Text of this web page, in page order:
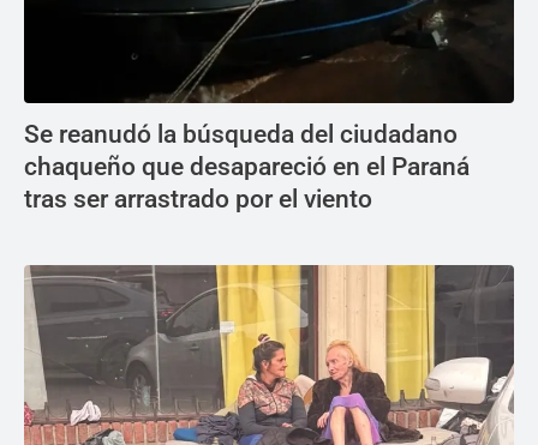
Se reanudó la búsqueda del ciudadano
chaqueño que desapareció en el Paraná
tras ser arrastrado por el viento